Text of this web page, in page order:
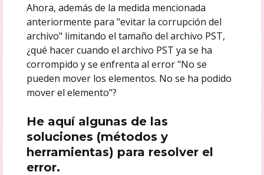
Ahora, además de la medida mencionada
anteriormente para "evitar la corrupción del
archivo" limitando el tamaño del archivo PST,
¿qué hacer cuando el archivo PST ya se ha
corrompido y se enfrenta al error "No se
pueden mover los elementos. No se ha podido
mover el elemento"?
He aquí algunas de las
soluciones (métodos y
herramientas) para resolver el
error.